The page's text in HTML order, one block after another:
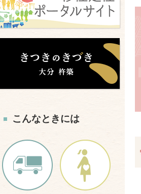
こんなときには